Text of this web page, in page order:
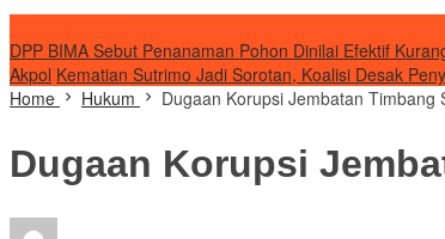
DPP BIMA Sebut Penanaman Pohon Dinilai Efektif
Akpol Kematian Sutrimo Jadi Sorotan, Koalisi Desak
Home
Hukum Dugaan Korupsi Jembatan Timbang
Dugaan Korupsi